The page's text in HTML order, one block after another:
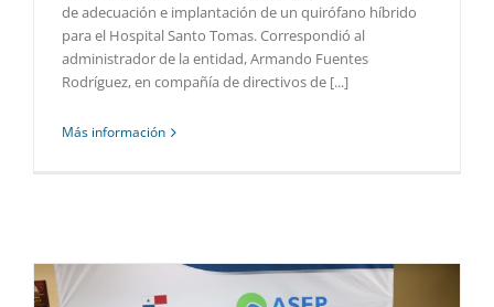
de adecuación e implantación de un quirófano híbrido
para el Hospital Santo Tomas. Correspondió al
administrador de la entidad, Armando Fuentes
Rodríguez, en compañía de directivos de [...]
Más información